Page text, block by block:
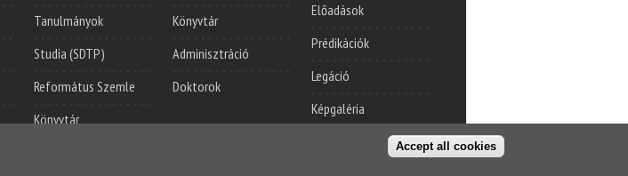
Tanulmányok
Studia (SDTP)
Református Szemle
Könyvtár
Könyvtár
Adminisztráció
Doktorok
Előadások
Prédikációk
Legáció
Képgaléria
Accept all cookies